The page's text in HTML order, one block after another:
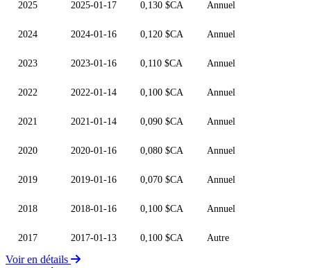
2025 2025-01-17 0,130 $CA Annuel
2024 2024-01-16 0,120 $CA Annuel
2023 2023-01-16 0,110 $CA Annuel
2022 2022-01-14 0,100 $CA Annuel
2021 2021-01-14 0,090 $CA Annuel
2020 2020-01-16 0,080 $CA Annuel
2019 2019-01-16 0,070 $CA Annuel
2018 2018-01-16 0,100 $CA Annuel
2017 2017-01-13 0,100 $CA Autre
Voir en détails